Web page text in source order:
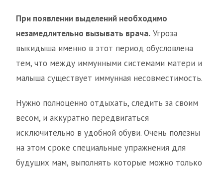
При появлении выделений необходимо
незамедлительно вызывать врача. Угроза
выкидыша именно в этот период обусловлена
тем, что между иммунными системами матери и
малыша существует иммунная несовместимость.
Нужно полноценно отдыхать, следить за своим
весом, и аккуратно передвигаться
исключительно в удобной обуви. Очень полезны
на этом сроке специальные упражнения для
будущих мам, выполнять которые можно только